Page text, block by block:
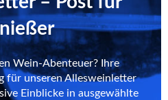
Wein-Abenteuer? Ihre
für unseren Allesweinletter
Einblicke in ausgewählte